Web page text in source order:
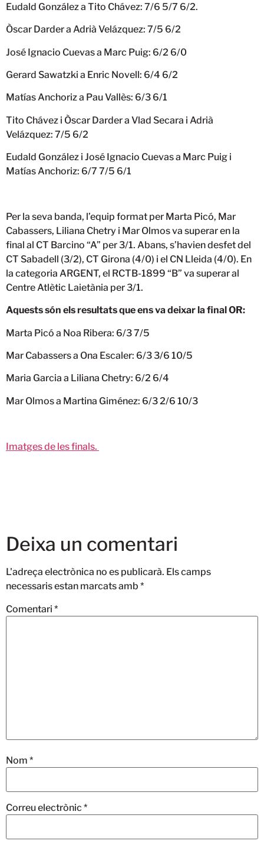
Eudald González a Tito Chávez: 7/6 5/7 6/2.
Òscar Darder a Adrià Velázquez: 7/5 6/2
José Ignacio Cuevas a Marc Puig: 6/2 6/0
Gerard Sawatzki a Enric Novell: 6/4 6/2
Matías Anchoriz a Pau Vallès: 6/3 6/1
Tito Chávez i Òscar Darder a Vlad Secara i Adrià
Velázquez: 7/5 6/2
Eudald González i José Ignacio Cuevas a Marc Puig i
Matías Anchoriz: 6/7 7/5 6/1
Per la seva banda, l’equip format per Marta Picó, Mar
Cabassers, Liliana Chetry i Mar Olmos va superar en la
final al CT Barcino “A” per 3/1. Abans, s’havien desfet del
CT Sabadell (3/2), CT Girona (4/0) i el CN Lleida (4/0). En
la categoria ARGENT, el RCTB-1899 “B” va superar al
Centre Atlètic Laietània per 3/1.
Aquests són els resultats que ens va deixar la final OR:
Marta Picó a Noa Ribera: 6/3 7/5
Mar Cabassers a Ona Escaler: 6/3 3/6 10/5
Maria Garcia a Liliana Chetry: 6/2 6/4
Mar Olmos a Martina Giménez: 6/3 2/6 10/3
Imatges de les finals.
Deixa un comentari
L'adreça electrònica no es publicarà. Els camps
necessaris estan marcats amb *
Comentari *
Nom *
Correu electrònic *